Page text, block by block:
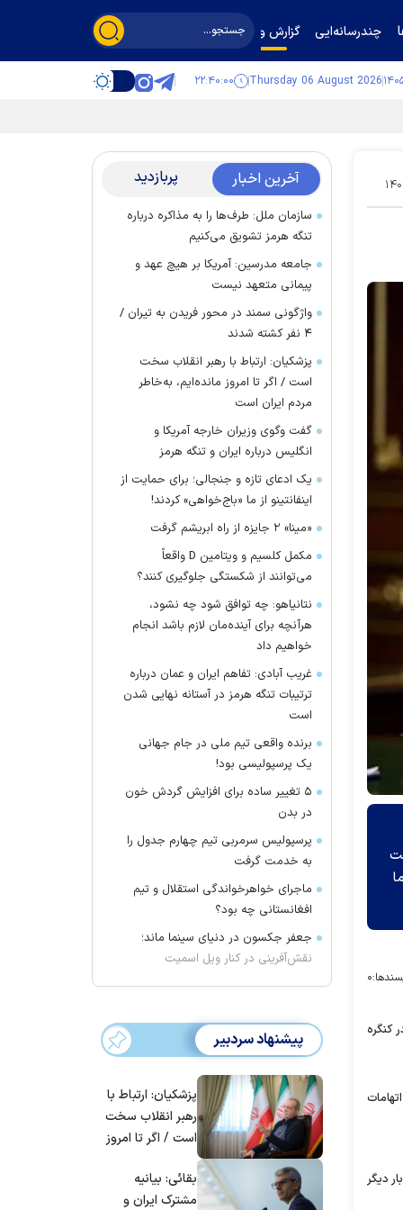
چندرسانه‌ایی گزارش و گفت‌وگو
Thursday 06 August 2026 ۲۲:۴۰:۰۱
۰۳
۰
و به‌خصوص سخنرانی ۲۵‌دقیقه‌ای او در کنگره
دیگر
آخرین اخبار پربازدید
سازمان ملل: طرف‌ها را به مذاکره درباره
تنگه هرمز تشویق می‌کنیم
جامعه مدرسین: آمریکا بر هیچ عهد و
پیمانی متعهد نیست
واژگونی سمند در محور فریدن به تیران /
۴ نفر کشته شدند
پزشکیان: ارتباط با رهبر انقلاب سخت
است / اگر تا امروز مانده‌ایم، به‌خاطر
مردم ایران است
گفت وگوی وزیران خارجه آمریکا و
انگلیس درباره ایران و تنگه هرمز
یک ادعای تازه و جنجالی؛ برای حمایت از
اینفانتینو از ما «باج‌خواهی» کردند!
«مینا» ۲ جایزه از راه ابریشم گرفت
مکمل کلسیم و ویتامین D واقعاً
می‌توانند از شکستگی جلوگیری کنند؟
نتانیاهو: چه توافق شود چه نشود،
هرآنچه برای آینده‌مان لازم باشد انجام
خواهیم داد
غریب آبادی: تفاهم ایران و عمان درباره
ترتیبات تنگه هرمز در آستانه نهایی شدن
است
برنده واقعی تیم ملی در جام جهانی
یک پرسپولیسی بود!
۵ تغییر ساده برای افزایش گردش خون
در بدن
پرسپولیس سرمربی تیم چهارم جدول را
به خدمت گرفت
ماجرای خواهرخواندگی استقلال و تیم
افغانستانی چه بود؟
جعفر جکسون در دنیای سینما ماند؛
نقش‌آفرینی در کنار ویل اسمیت
پیشنهاد سردبیر
پزشکیان: ارتباط با
رهبر انقلاب سخت
است / اگر تا امروز
مردم ایران است
بقائی: بیانیه
مشترک ایران و